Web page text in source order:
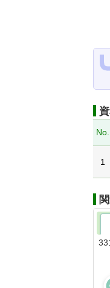
No.
1